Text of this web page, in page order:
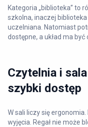
Kategoria „biblioteka” to
szkolna, inaczej
uczelniana. Natomiast
dostępne, a układ ma być
Czytelnia i
szybki dostęp
W sali liczy się
wyjęcia. Regał nie może